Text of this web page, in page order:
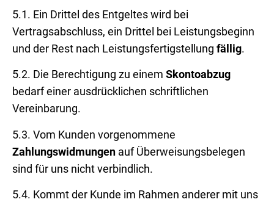
5.1. Ein Drittel des Entgeltes wird bei
Vertragsabschluss, ein Drittel bei Leistungsbeginn
und der Rest nach Leistungsfertigstellung fällig.
5.2. Die Berechtigung zu einem Skontoabzug
bedarf einer ausdrücklichen schriftlichen
Vereinbarung.
5.3. Vom Kunden vorgenommene
Zahlungswidmungen auf Überweisungsbelegen
sind für uns nicht verbindlich.
5.4. Kommt der Kunde im Rahmen anderer mit uns